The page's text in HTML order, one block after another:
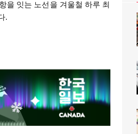
을 잇는 노선을 겨울철 하루 최
.